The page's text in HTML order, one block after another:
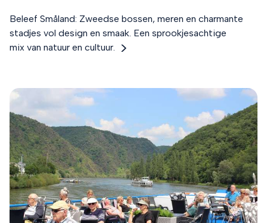
Beleef Småland: Zweedse bossen, meren en charmante
stadjes vol design en smaak. Een sprookjesachtige
mix van natuur en cultuur.